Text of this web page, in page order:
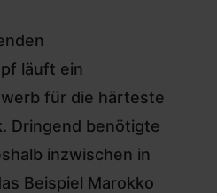
läuft ein
für die härteste
Dringend benötigte
inzwischen in
Beispiel Marokko